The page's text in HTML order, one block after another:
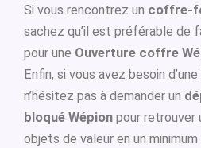
Si vous rencontrez un coffre-
sachez qu’il est préférable de
pour une Ouverture coffre
Enfin, si vous avez besoin
n’hésitez pas à demander un
bloqué Wépion pour retrouver
objets de valeur en un